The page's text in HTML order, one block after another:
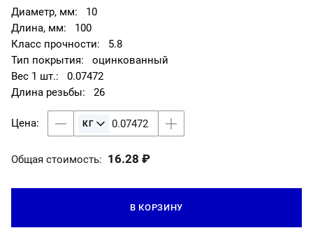
10
100
5.8
оцинкованный
0.07472
26
Общая стоимость: 16.28 ₽
В КОРЗИНУ